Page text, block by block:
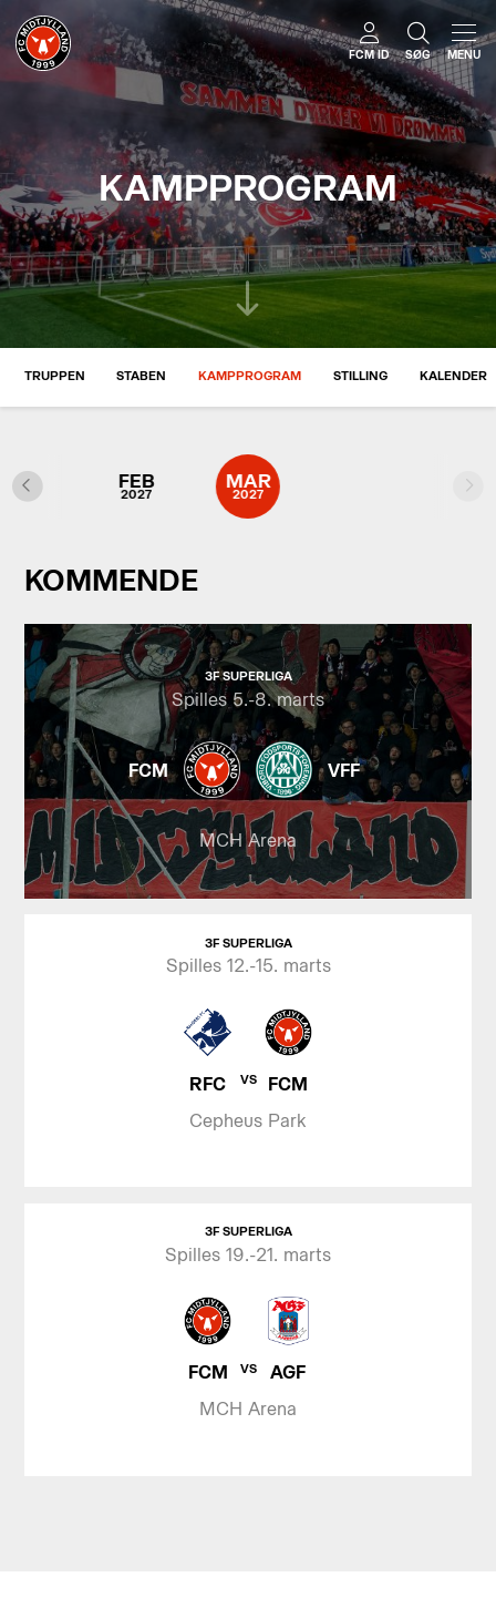
FCM ID SØG MENU
KAMPPROGRAM
TRUPPEN STABEN KAMPPROGRAM STILLING KALENDER
JAN
2027
FEB
2027
MAR
2027
KOMMENDE
3F SUPERLIGA
Spilles 5.-8. marts
FCM VFF
MCH Arena
3F SUPERLIGA
Spilles 12.-15. marts
RFC VS FCM
Cepheus Park
3F SUPERLIGA
Spilles 19.-21. marts
FCM VS AGF
MCH Arena